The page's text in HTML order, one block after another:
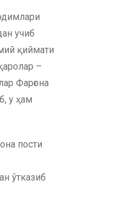
учиб
қиймати
–
Фарғона
у ҳам
пости
ўтказиб